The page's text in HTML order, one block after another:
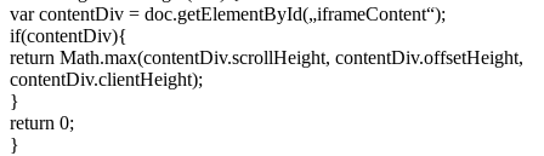
var contentDiv = doc.getElementById(„iframeContent“);
if(contentDiv){
return Math.max(contentDiv.scrollHeight, contentDiv.offsetHeight,
contentDiv.clientHeight);
}
return 0;
}